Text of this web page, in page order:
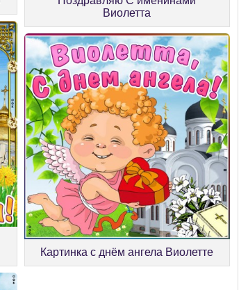
Виолетта
Картинка с днём ангела Виолетте